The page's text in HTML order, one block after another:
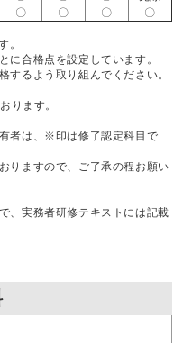
〇 〇 〇
〇
。
に合格点を設定しています。
するよう取り組んでください。
ります。
者は、※印は修了認定科目で
りますので、ご了承の程お願い
、実務者研修テキストには記載